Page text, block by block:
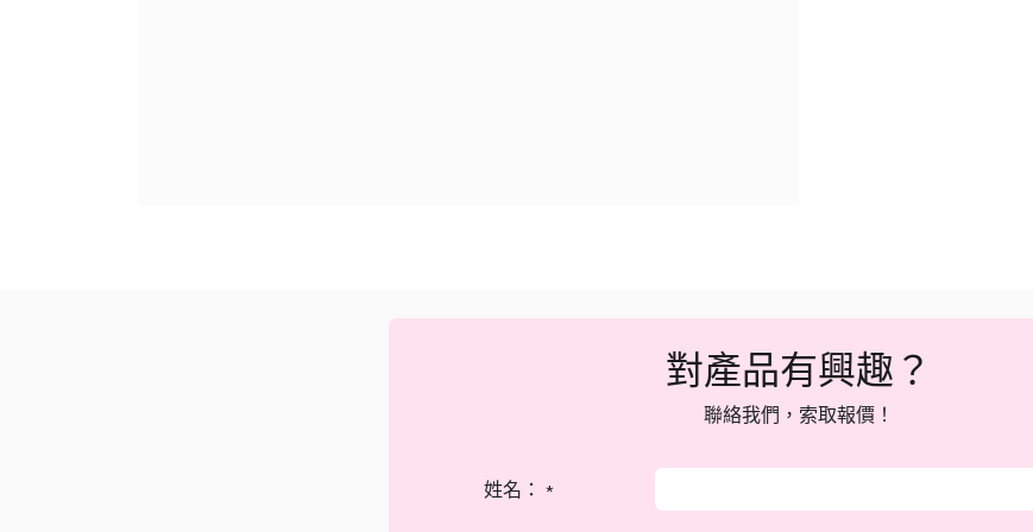
對產品有興趣？
聯絡我們，索取報價！
姓名： *